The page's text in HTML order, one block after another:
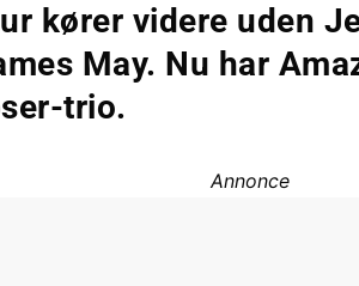
kører videre uden
May. Nu har
trio.
Annonce